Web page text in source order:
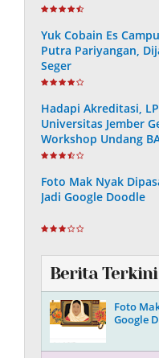
Yuk Cobain Es
Putra Pariyangan,
Seger
Hadapi Akreditasi,
Universitas Jember
Workshop Undang
Foto Mak Nyak
Jadi Google Doodle
Berita Terkini
Foto
Google